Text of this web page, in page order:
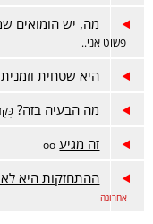
מה, יש הומואים
פשוט אני..
היא שטחית וזמנית
מה הבעיה בזה?
זה מגיע oo
ההתחזקות היא
אחרונה